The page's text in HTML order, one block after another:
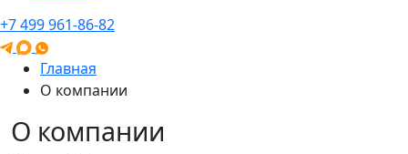
+7 499 961-86-82
Главная
О компании
О компании